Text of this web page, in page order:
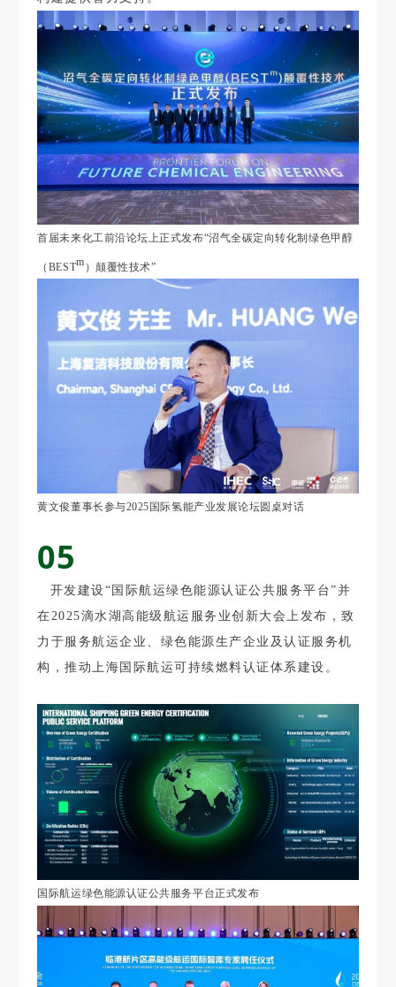
首届未来化工前沿论坛上正式发布“沼气全碳定向转化制绿色甲醇
（BESTm ）颠覆性技术”
黄文俊董事长参与2025国际氢能产业发展论坛圆桌对话
05
开发建设“国际航运绿色能源认证公共服务平台”并
在2025滴水湖高能级航运服务业创新大会上发布，致
力于服务航运企业、绿色能源生产企业及认证服务机
构，推动上海国际航运可持续燃料认证体系建设。
国际航运绿色能源认证公共服务平台正式发布